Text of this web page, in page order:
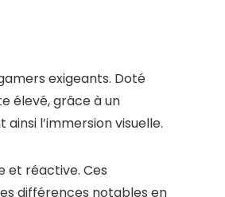
exigeants. Doté
élevé, grâce à un
l’immersion visuelle.
et réactive. Ces
différences notables en